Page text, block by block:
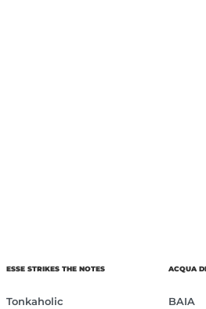
ESSE STRIKES THE NOTES
Tonkaholic
ACQUA
BAIA